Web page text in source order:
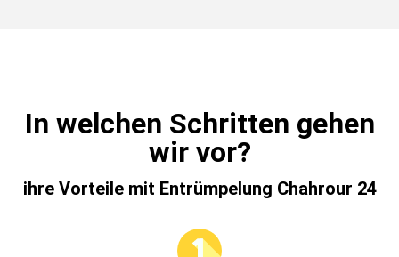
In welchen Schritten gehen
wir vor?
ihre Vorteile mit Entrümpelung Chahrour 24